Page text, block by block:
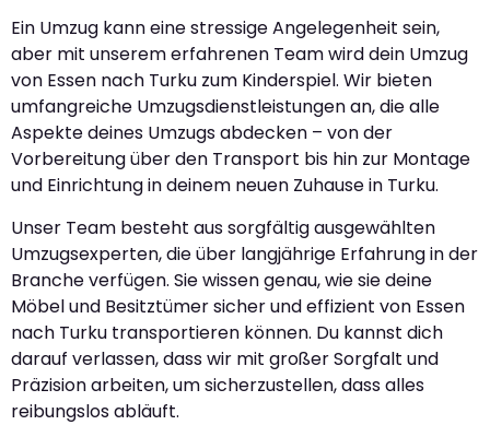
Ein Umzug kann eine stressige Angelegenheit sein,
aber mit unserem erfahrenen Team wird dein Umzug
von Essen nach Turku zum Kinderspiel. Wir bieten
umfangreiche Umzugsdienstleistungen an, die alle
Aspekte deines Umzugs abdecken – von der
Vorbereitung über den Transport bis hin zur Montage
und Einrichtung in deinem neuen Zuhause in Turku.
Unser Team besteht aus sorgfältig ausgewählten
Umzugsexperten, die über langjährige Erfahrung in der
Branche verfügen. Sie wissen genau, wie sie deine
Möbel und Besitztümer sicher und effizient von Essen
nach Turku transportieren können. Du kannst dich
darauf verlassen, dass wir mit großer Sorgfalt und
Präzision arbeiten, um sicherzustellen, dass alles
reibungslos abläuft.